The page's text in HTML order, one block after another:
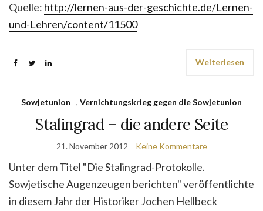
Quelle: http://lernen-aus-der-geschichte.de/Lernen-
und-Lehren/content/11500
Weiterlesen
Sowjetunion , Vernichtungskrieg gegen die Sowjetunion
Stalingrad – die andere Seite
21. November 2012 Keine Kommentare
Unter dem Titel "Die Stalingrad-Protokolle.
Sowjetische Augenzeugen berichten" veröffentlichte
in diesem Jahr der Historiker Jochen Hellbeck